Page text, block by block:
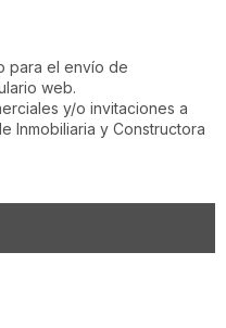
para el envío de
web.
y/o invitaciones a
Inmobiliaria y Constructora